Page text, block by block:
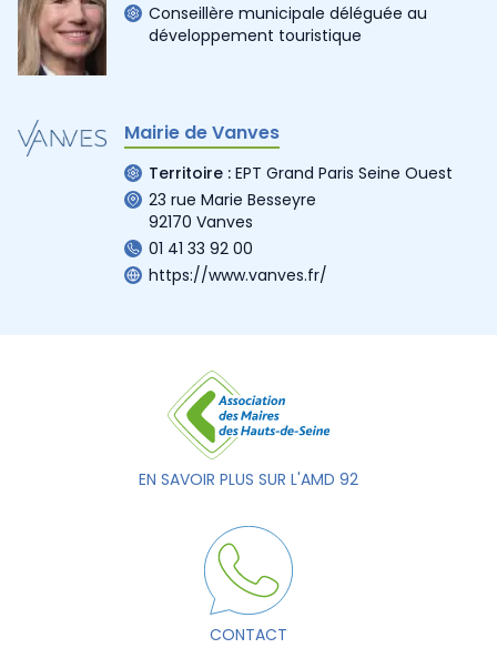
Conseillère municipale déléguée au
développement touristique
Mairie de Vanves
Territoire : EPT Grand Paris Seine Ouest
23 rue Marie Besseyre
92170 Vanves
01 41 33 92 00
https://www.vanves.fr/
EN SAVOIR PLUS SUR L'AMD 92
CONTACT